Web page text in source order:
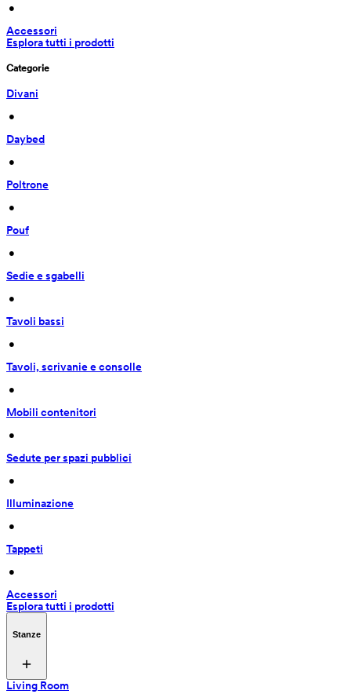
•
Accessori
Esplora tutti i prodotti
Categorie
Divani
•
Daybed
•
Poltrone
•
Pouf
•
Sedie e sgabelli
•
Tavoli bassi
•
Tavoli, scrivanie e consolle
•
Mobili contenitori
•
Sedute per spazi pubblici
•
Illuminazione
•
Tappeti
•
Accessori
Esplora tutti i prodotti
Stanze
Living Room